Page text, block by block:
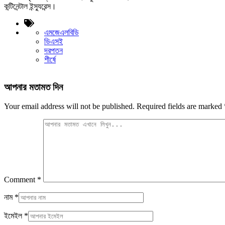
কন্টিনেন্টাল ইন্স্যুরেন্স।
এমজেএলবিডি
ডিএসই
দরপতন
শীর্ষে
আপনার মতামত দিন
Your email address will not be published. Required fields are marked
Comment *
নাম *
ইমেইল *